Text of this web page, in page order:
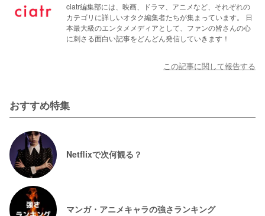
ciatr編集部には、映画、ドラマ、アニメなど、それぞれの
カテゴリに詳しいオタク編集者たちが集まっています。 日
本最大級のエンタメメディアとして、ファンの皆さんの心
に刺さる面白い記事をどんどん発信していきます！
この記事に関して報告する
おすすめ特集
Netflixで次何観る？
マンガ・アニメキャラの強さランキング